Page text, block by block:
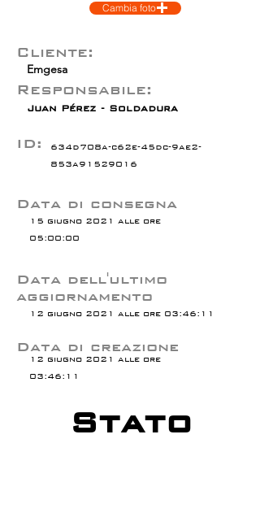
Cambia foto
Emgesa
Cliente:
Responsabile:
Juan Pérez - Soldadura
634d708a-c62e-45dc-9ae2-
853a91529016
ID:
Data di consegna
15 giugno 2021 alle ore
05:00:00
Data dell'ultimo
aggiornamento
12 giugno 2021 alle ore 03:46:11
12 giugno 2021 alle ore
03:46:11
Data di creazione
Stato